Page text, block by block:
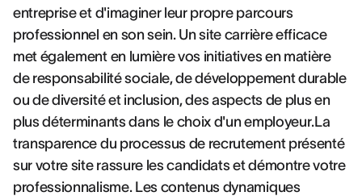
entreprise et d'imaginer leur propre parcours
professionnel en son sein. Un site carrière efficace
met également en lumière vos initiatives en matière
de responsabilité sociale, de développement durable
ou de diversité et inclusion, des aspects de plus en
plus déterminants dans le choix d'un employeur.La
transparence du processus de recrutement présenté
sur votre site rassure les candidats et démontre votre
professionnalisme. Les contenus dynamiques